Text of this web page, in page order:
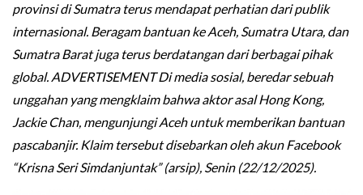
provinsi di Sumatra terus mendapat perhatian dari publik
internasional. Beragam bantuan ke Aceh, Sumatra Utara, dan
Sumatra Barat juga terus berdatangan dari berbagai pihak
global. ADVERTISEMENT Di media sosial, beredar sebuah
unggahan yang mengklaim bahwa aktor asal Hong Kong,
Jackie Chan, mengunjungi Aceh untuk memberikan bantuan
pascabanjir. Klaim tersebut disebarkan oleh akun Facebook
“Krisna Seri Simdanjuntak” (arsip), Senin (22/12/2025).